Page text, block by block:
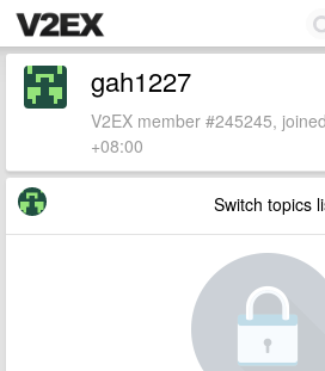
gah1227
V2EX member #245245,
+08:00
Switch topics